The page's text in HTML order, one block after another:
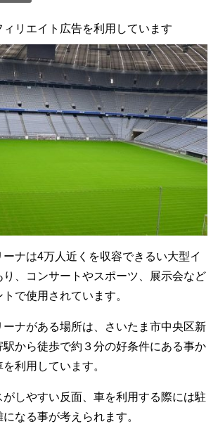
リエイト広告を利用しています
ナは4万人近くを収容できるい大型イ
、コンサートやスポーツ、展示会など
で使用されています。
ナがある場所は、さいたま市中央区新
から徒歩で約３分の好条件にある事か
利用しています。
しやすい反面、車を利用する際には駐
なる事が考えられます。